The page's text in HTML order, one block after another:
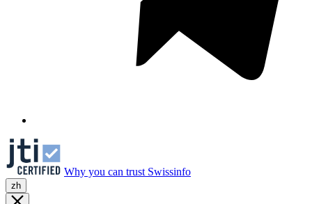
Why you can trust Swissinfo
zh